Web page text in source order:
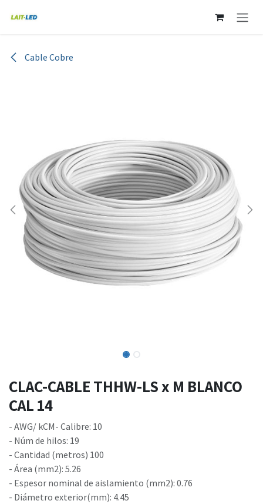
Cable Cobre
CLAC-CABLE THHW-LS x M BLANCO
CAL 14
- AWG/ kCM- Calibre: 10
- Núm de hilos: 19
- Cantidad (metros) 100
- Área (mm2): 5.26
- Espesor nominal de aislamiento (mm2): 0.76
- Diámetro exterior(mm): 4.45